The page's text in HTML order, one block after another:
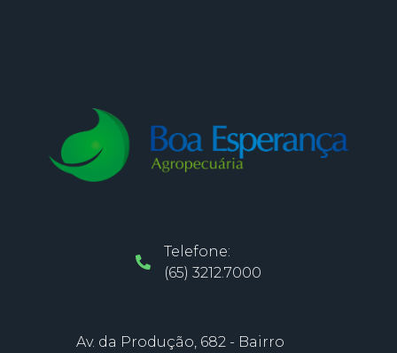
Telefone:
(65) 3212.7000
Av. da Produção, 682 - Bairro